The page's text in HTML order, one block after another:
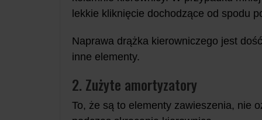
lekkie kliknięcie dochodzące od spodu
Naprawa drążka kierowniczego jest
inne elementy.
2. Zużyte amortyzatory
To, że są to elementy zawieszenia, nie